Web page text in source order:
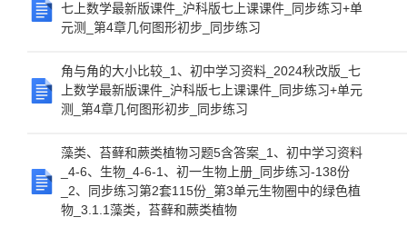
七上数学最新版课件_沪科版七上课课件_同步练习+单
元测_第4章几何图形初步_同步练习
角与角的大小比较_1、初中学习资料_2024秋改版_七
上数学最新版课件_沪科版七上课课件_同步练习+单元
测_第4章几何图形初步_同步练习
藻类、苔藓和蕨类植物习题5含答案_1、初中学习资料
_4-6、生物_4-6-1、初一生物上册_同步练习-138份
_2、同步练习第2套115份_第3单元生物圈中的绿色植
物_3.1.1藻类，苔藓和蕨类植物